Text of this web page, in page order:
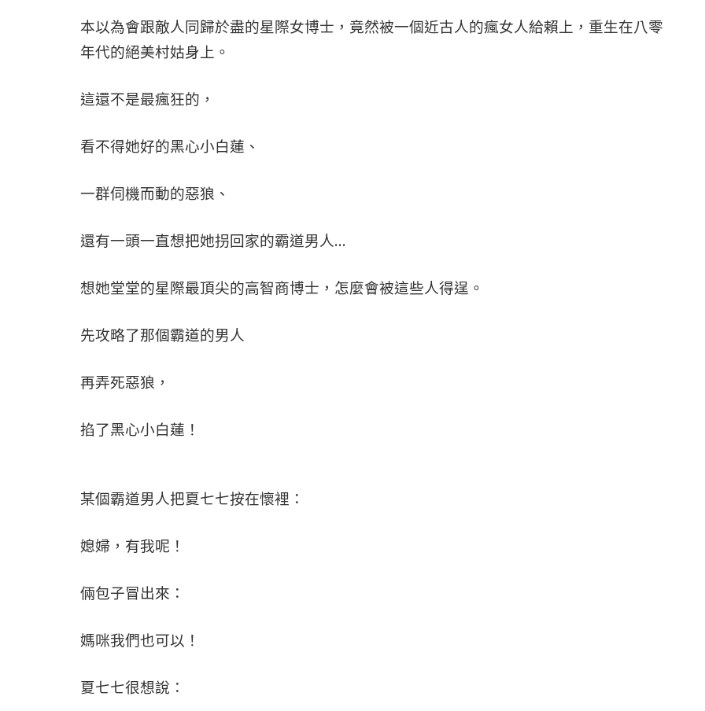
本以為會跟敵人同歸於盡的星際女博士，竟然被一個近古人的瘋女人給賴上，重生在八零
年代的絕美村姑身上。
這還不是最瘋狂的，
看不得她好的黑心小白蓮、
一群伺機而動的惡狼、
還有一頭一直想把她拐回家的霸道男人…
想她堂堂的星際最頂尖的高智商博士，怎麼會被這些人得逞。
先攻略了那個霸道的男人
再弄死惡狼，
掐了黑心小白蓮！
某個霸道男人把夏七七按在懷裡：
媳婦，有我呢！
倆包子冒出來：
媽咪我們也可以！
夏七七很想說：